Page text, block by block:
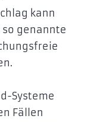
kann
genannte
Systeme
Fällen